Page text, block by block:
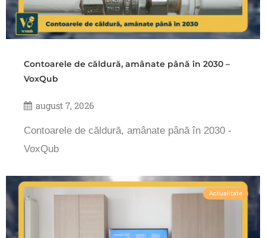
Contoarele de căldură, amânate până în 2030 –
VoxQub
august 7, 2026
Contoarele de căldură, amânate până în 2030 -
VoxQub
Actualitate